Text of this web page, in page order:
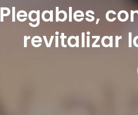
Plegables,
revitalizar